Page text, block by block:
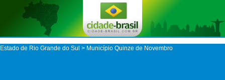
Estado de Rio Grande do Sul > Município Quinze de Novembro